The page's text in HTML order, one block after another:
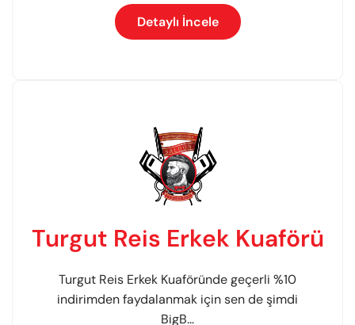
Detaylı İncele
Turgut Reis Erkek Kuaförü
Turgut Reis Erkek Kuaföründe geçerli %10
indirimden faydalanmak için sen de şimdi
BigB...